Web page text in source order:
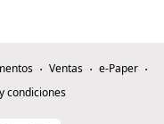
Ventas
e-Paper
condiciones